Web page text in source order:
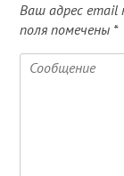
Ваш адрес email
поля помечены *